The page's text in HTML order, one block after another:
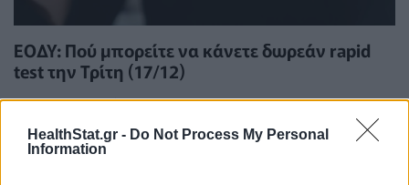
HealthStat.gr - Do Not Process My Personal
Information
ΕΟΔΥ: Πού μπορείτε να κάνετε δωρεάν rapid
test την Τρίτη (17/12)